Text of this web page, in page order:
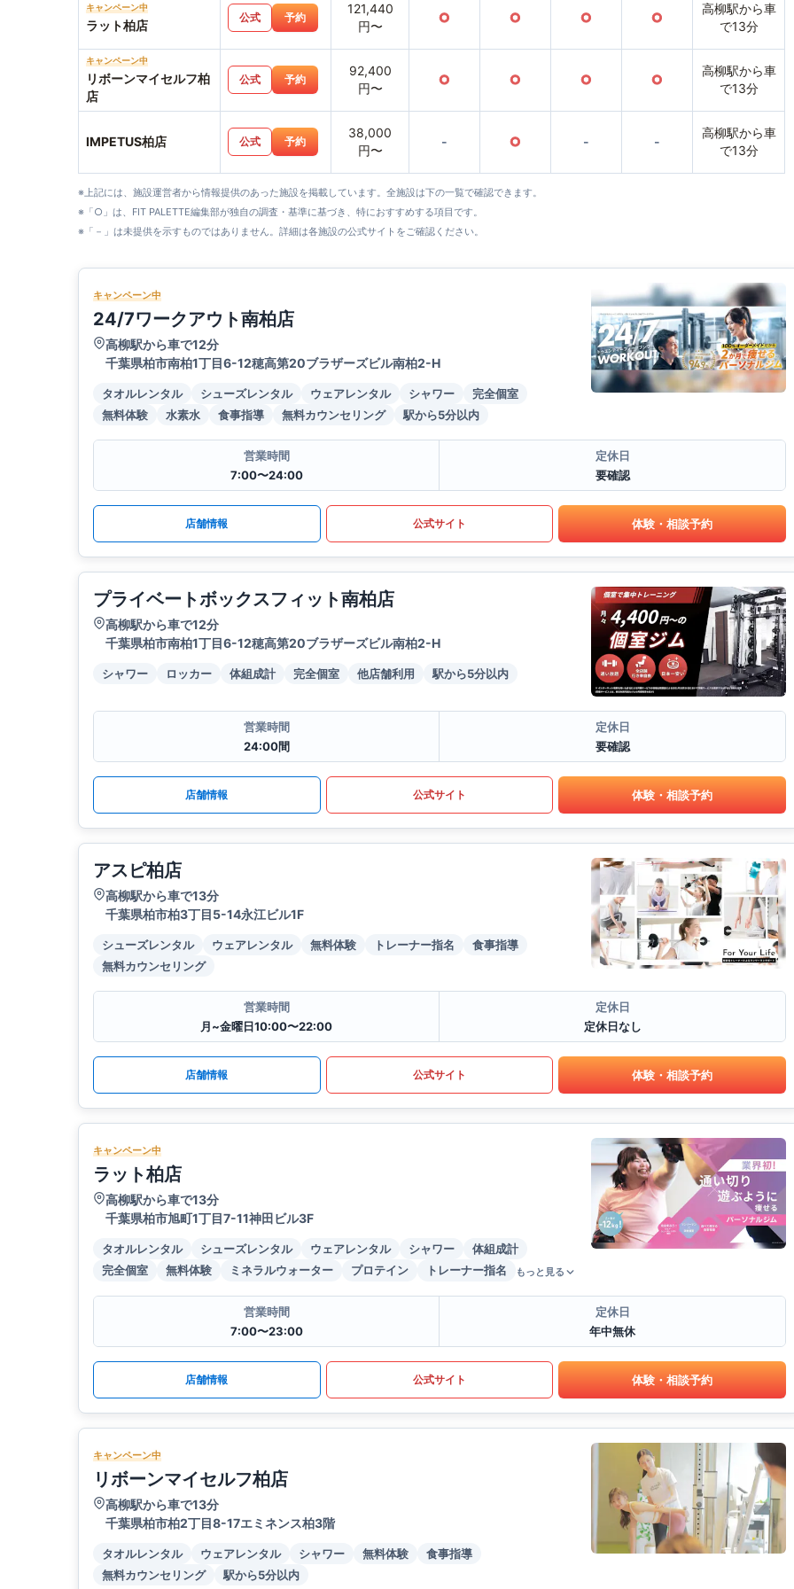
キャンペーン中
ラット柏店
公式 予約
121,440
円〜
○ ○ ○ ○
高柳駅から車
で13分
キャンペーン中
リボーンマイセルフ柏
店
公式 予約
92,400
円〜
○ ○ ○ ○
高柳駅から車
で13分
IMPETUS柏店 公式 予約
38,000
円〜
- ○ - -
高柳駅から車
で13分
※上記には、施設運営者から情報提供のあった施設を掲載しています。全施設は下の一覧で確認できます。
※「○」は、FIT PALETTE編集部が独自の調査・基準に基づき、特におすすめする項目です。
※「－」は未提供を示すものではありません。詳細は各施設の公式サイトをご確認ください。
キャンペーン中
24/7ワークアウト南柏店
高柳駅から車で12分
千葉県柏市南柏1丁目6-12穂高第20ブラザーズビル南柏2-H
タオルレンタル シューズレンタル ウェアレンタル シャワー
完全個室
無料体験
水素水 食事指導 無料カウンセリング 駅から5分以内
営業時間
7:00〜24:00
定休日
要確認
店舗情報 公式サイト 体験・相談予約
プライベートボックスフィット南柏店
高柳駅から車で12分
千葉県柏市南柏1丁目6-12穂高第20ブラザーズビル南柏2-H
シャワー ロッカー 体組成計 完全個室 他店舗利用 駅から5分以内
営業時間
24:00間
定休日
要確認
店舗情報 公式サイト 体験・相談予約
アスピ柏店
高柳駅から車で13分
千葉県柏市柏3丁目5-14永江ビル1F
シューズレンタル ウェアレンタル 無料体験 トレーナー指名
食事指導
無料カウンセリング
営業時間
月~金曜日10:00〜22:00
定休日
定休日なし
店舗情報 公式サイト 体験・相談予約
キャンペーン中
ラット柏店
高柳駅から車で13分
千葉県柏市旭町1丁目7-11神田ビル3F
タオルレンタル シューズレンタル ウェアレンタル シャワー
体組成計
完全個室
無料体験 ミネラルウォーター プロテイン トレーナー指名 もっと見る
営業時間
7:00〜23:00
定休日
年中無休
店舗情報 公式サイト 体験・相談予約
キャンペーン中
リボーンマイセルフ柏店
高柳駅から車で13分
千葉県柏市柏2丁目8-17エミネンス柏3階
タオルレンタル ウェアレンタル シャワー 無料体験
食事指導
無料カウンセリング
駅から5分以内